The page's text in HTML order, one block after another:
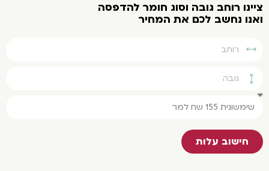
רוחב גובה וסוג חומר להדפסה
נחשב לכם את המחיר
חישוב עלות